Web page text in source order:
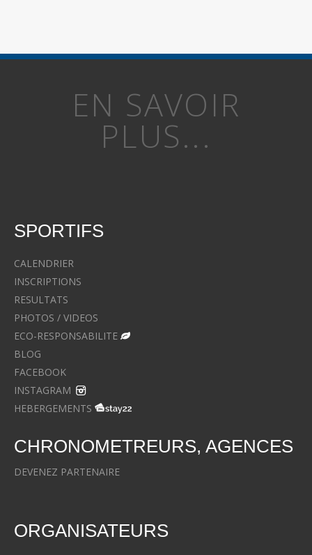
EN SAVOIR
PLUS...
SPORTIFS
CALENDRIER
INSCRIPTIONS
RESULTATS
PHOTOS / VIDEOS
ECO-RESPONSABILITE
BLOG
FACEBOOK
INSTAGRAM
HEBERGEMENTS
CHRONOMETREURS, AGENCES
DEVENEZ PARTENAIRE
ORGANISATEURS